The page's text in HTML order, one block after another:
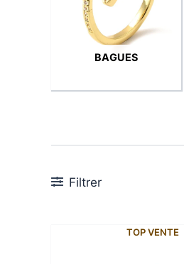
BAGUES
Filtrer
TOP VENTE